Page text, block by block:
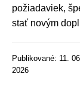
požiadaviek,
stať novým
Publikované: 11.
2026